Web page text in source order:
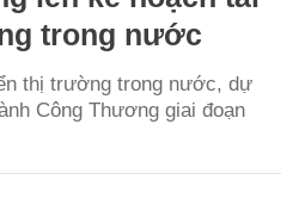
trong nước
thị trường trong nước, dự
Công Thương giai đoạn